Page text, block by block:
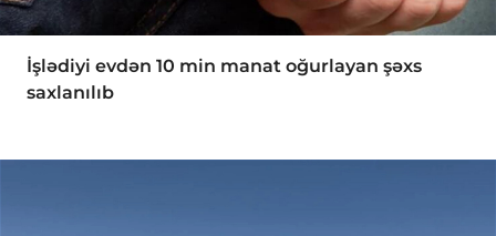
İşlədiyi evdən 10 min manat oğurlayan şəxs
saxlanılıb